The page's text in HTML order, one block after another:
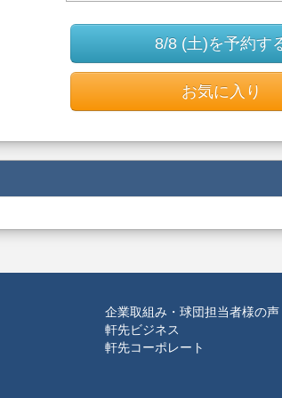
8/8 (土)を予約す
お気に入り
企業取組み・球団担当者様の声
軒先ビジネス
軒先コーポレート